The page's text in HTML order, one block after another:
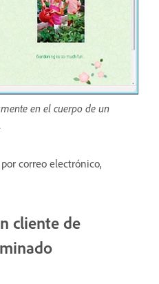
en el cuerpo de un
correo electrónico,
cliente de